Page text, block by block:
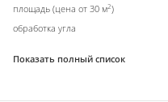
площадь (цена от 30 м2)
обработка угла
Показать полный список